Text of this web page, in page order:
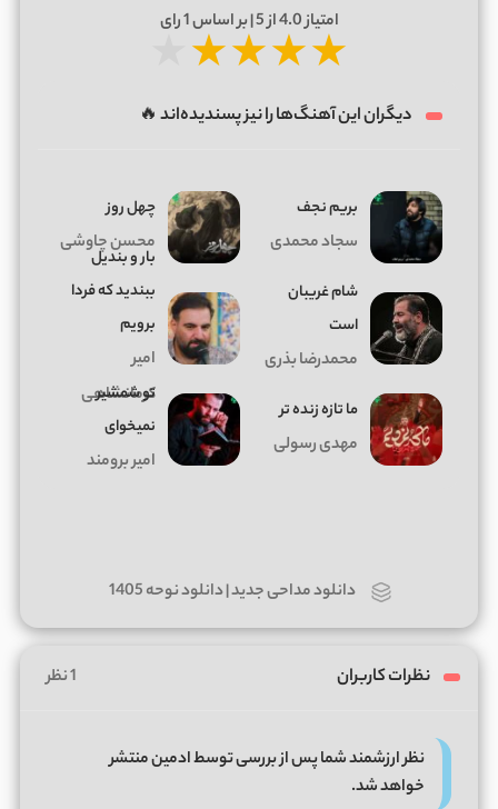
امتیاز4.0از 5 | بر اساس 1رای
★★★★
دیگران این آهنگ‌ها را نیز پسندیده‌اند 🔥
بریم نجف
سجاد محمدی
چهل روز
محسن چاوشی
شام غریبان
است
محمدرضا بذری
بار و بندیل
ببندید که فردا
برویم
امیر
کرمانشاهی
ما تازه زنده تر
مهدی رسولی
تو شمشیر
نمیخوای
امیر برومند
دانلود مداحی جدید | دانلود نوحه 1405
نظرات کاربران 1 نظر
نظر ارزشمند شما پس از بررسی توسط ادمین منتشر
خواهد شد.